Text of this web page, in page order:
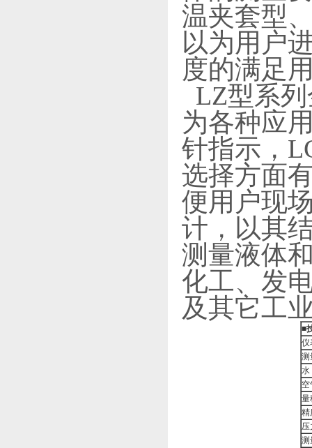
温夹套型
以为用户
度的满足
LZ型系
为各种应
针指示，
选择方面
便用户现
计，以其
测量液体
化工、发
及其它工
■
仪
测
水
空
量
精
压
测